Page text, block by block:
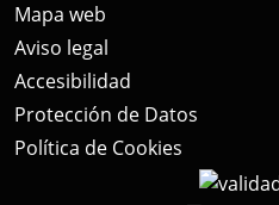
Mapa web
Aviso legal
Accesibilidad
Protección de Datos
Política de Cookies